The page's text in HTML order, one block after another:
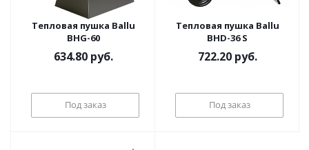
Тепловая пушка Ballu
BHG-60
634.80руб.
Под заказ
Тепловая пушка Ballu
BHD-36 S
722.20руб.
Под заказ